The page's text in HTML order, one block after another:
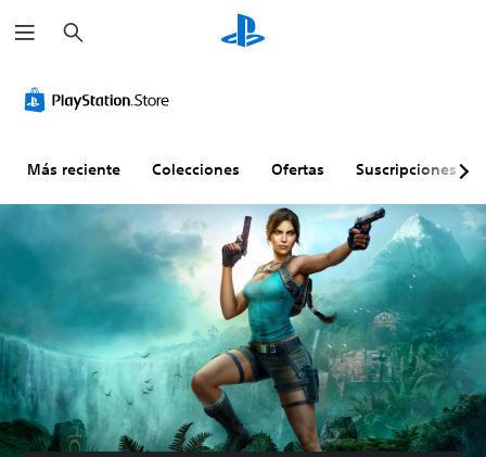
u
s
r
Más reciente Colecciones Ofertas Suscripciones